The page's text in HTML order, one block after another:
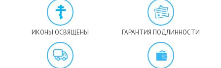
ИКОНЫ ОСВЯЩЕНЫ ГАРАНТИЯ ПОДЛИННОСТИ